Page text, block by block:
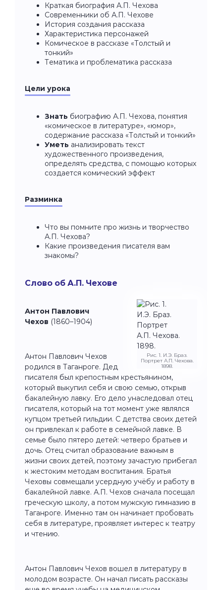
Краткая биография А.П. Чехова
Современники об А.П. Чехове
История создания рассказа
Характеристика персонажей
Комическое в рассказе «Толстый и
тонкий»
Тематика и проблематика рассказа
Цели урока
Знать биографию А.П. Чехова, понятия
«комическое в литературе», «юмор»,
содержание рассказа «Толстый и тонкий»
Уметь анализировать текст
художественного произведения,
определять средства, с помощью которых
создается комический эффект
Разминка
Что вы помните про жизнь и творчество
А.П. Чехова?
Какие произведения писателя вам
знакомы?
Слово об А.П. Чехове
Рис. 1. И.Э. Браз.
Портрет А.П. Чехова.
1898.
Антон Павлович
Чехов (1860–1904)
Антон Павлович Чехов
родился в Таганроге. Дед
писателя был крепостным крестьянином,
который выкупил себя и свою семью, открыв
бакалейную лавку. Его дело унаследовал отец
писателя, который на тот момент уже являлся
купцом третьей гильдии. С детства своих детей
он привлекал к работе в семейной лавке. В
семье было пятеро детей: четверо братьев и
дочь. Отец считал образование важным в
жизни своих детей, поэтому зачастую прибегал
к жестоким методам воспитания. Братья
Чеховы совмещали усердную учёбу и работу в
бакалейной лавке. А.П. Чехов сначала посещал
греческую школу, а потом мужскую гимназию в
Таганроге. Именно там он начинает пробовать
себя в литературе, проявляет интерес к театру
и чтению.
Антон Павлович Чехов вошел в литературу в
молодом возрасте. Он начал писать рассказы